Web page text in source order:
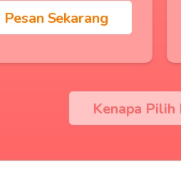
Pesan Sekarang
Kenapa